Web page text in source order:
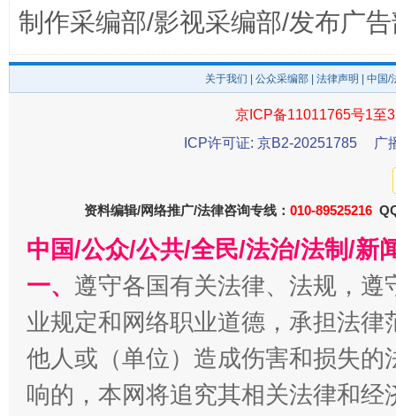
国家大学科技园优化重塑工作
制作采编部/影视采编部/发布广
关于我们 公众采编部 法律声明 | 中国
京ICP备11011765号1至
ICP许可证: 京B2-20251785
广
资料编辑/网络推广/法律咨询专线： 010-89525216
中国/公众/公共/全民/法治/法制/新
一、 遵守各国有关法律、法规，
业规定和网络职业道德，承担法
他人或（单位）造成伤害和损失
响的，本网将追究其相关法律和